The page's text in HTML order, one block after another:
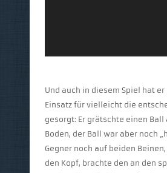
Und auch in diesem Spiel hat
Einsatz für vielleicht die
gesorgt: Er grätschte einen Ball
Boden, der Ball war aber noch
Gegner noch auf beiden
den Kopf, brachte den an den